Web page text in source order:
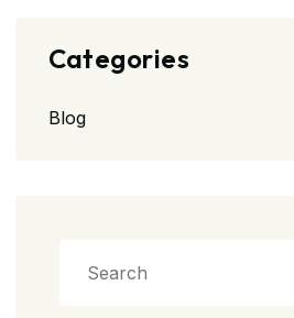
Categories
Blog